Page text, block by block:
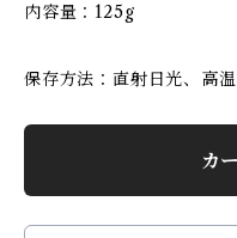
内容量：125g
保存方法：直射日光、高
カ